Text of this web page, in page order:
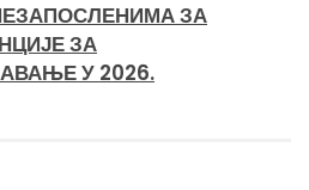
ЗА
ЗА
У 2026.